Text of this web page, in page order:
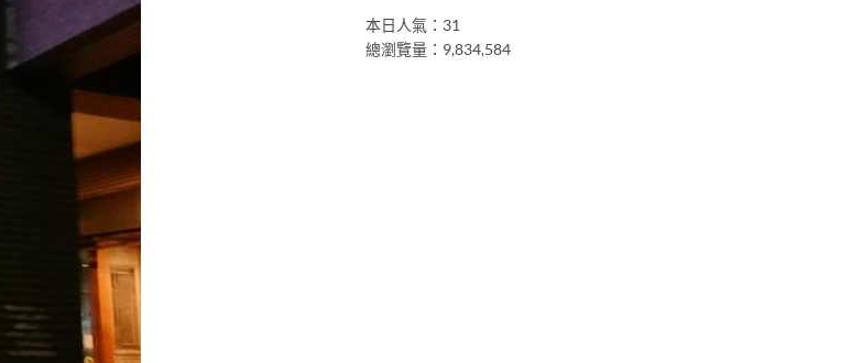
本日人氣：31
總瀏覽量：9,834,584